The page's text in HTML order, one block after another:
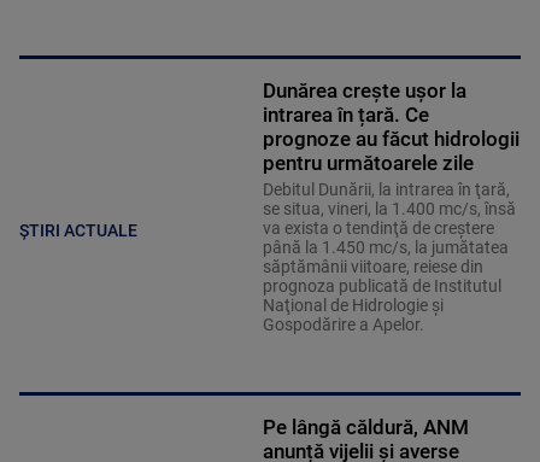
ȘTIRI ACTUALE
Dunărea crește ușor la
intrarea în țară. Ce
prognoze au făcut hidrologii
pentru următoarele zile
Debitul Dunării, la intrarea în ţară,
se situa, vineri, la 1.400 mc/s, însă
va exista o tendinţă de creştere
până la 1.450 mc/s, la jumătatea
săptămânii viitoare, reiese din
prognoza publicată de Institutul
Naţional de Hidrologie şi
Gospodărire a Apelor.
Pe lângă căldură, ANM
anunță vijelii și averse